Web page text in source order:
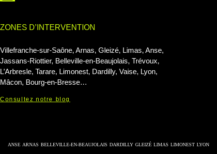
ZONES D’INTERVENTION
Villefranche-sur-Saône, Arnas, Gleizé, Limas, Anse,
Jassans-Riottier, Belleville-en-Beaujolais, Trévoux,
L’Arbresle, Tarare, Limonest, Dardilly, Vaise, Lyon,
Mâcon, Bourg-en-Bresse…
Consultez notre blog
ANSE ARNAS BELLEVILLE-EN-BEAUJOLAIS DARDILLY GLEIZÉ LIMAS LIMONEST LYON